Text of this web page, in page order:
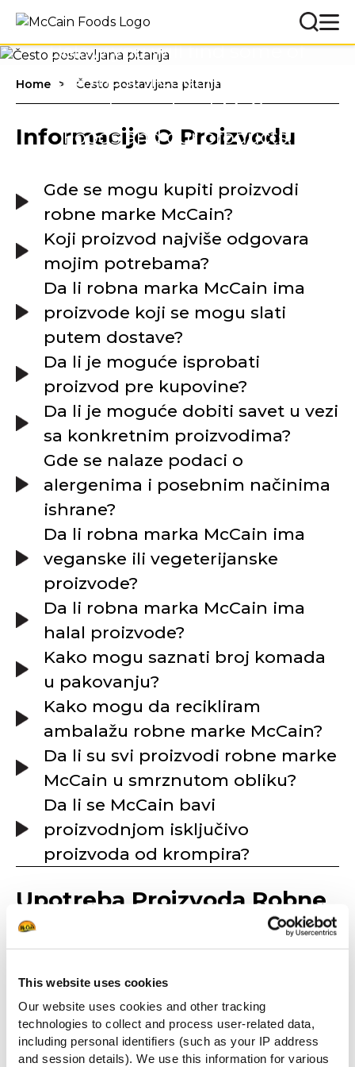
This website uses cookies
Our website uses cookies and other tracking
technologies to collect and process user-related data,
including personal identifiers (such as your IP address
and session details). We use this information for various
Below you will find some of
the most frequently asked
questions about McCain
Foods and our products.
Home Često postavljana pitanja
Informacije O Proizvodu
Gde se mogu kupiti proizvodi
robne marke McCain?
Koji proizvod najviše odgovara
mojim potrebama?
Da li robna marka McCain ima
proizvode koji se mogu slati
putem dostave?
Da li je moguće isprobati
proizvod pre kupovine?
Da li je moguće dobiti savet u vezi
sa konkretnim proizvodima?
Gde se nalaze podaci o
alergenima i posebnim načinima
ishrane?
Da li robna marka McCain ima
veganske ili vegeterijanske
proizvode?
Da li robna marka McCain ima
halal proizvode?
Kako mogu saznati broj komada
u pakovanju?
Kako mogu da recikliram
ambalažu robne marke McCain?
Da li su svi proizvodi robne marke
McCain u smrznutom obliku?
Da li se McCain bavi
proizvodnjom isključivo
proizvoda od krompira?
Upotreba Proizvoda Robne
Marke Mccain
Ulje je poprimilo previše tamnu
nijansu posle prženja. Kako se
može rešiti ovaj problem?
Proizvodi se mogu posoliti posle